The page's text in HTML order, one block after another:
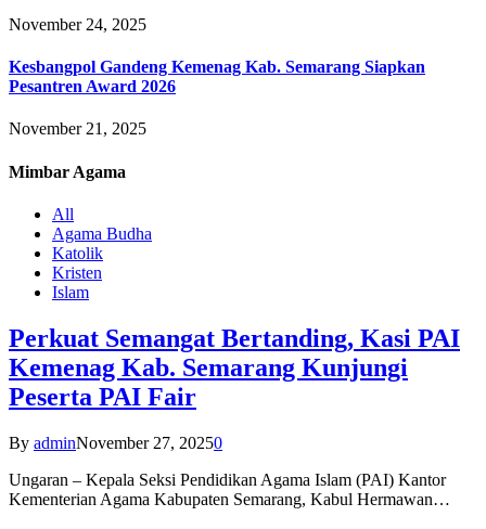
November 24, 2025
Kesbangpol Gandeng Kemenag Kab. Semarang Siapkan
Pesantren Award 2026
November 21, 2025
Mimbar Agama
All
Agama Budha
Katolik
Kristen
Islam
Perkuat Semangat Bertanding, Kasi PAI
Kemenag Kab. Semarang Kunjungi
Peserta PAI Fair
By adminNovember 27, 20250
Ungaran – Kepala Seksi Pendidikan Agama Islam (PAI) Kantor
Kementerian Agama Kabupaten Semarang, Kabul Hermawan…